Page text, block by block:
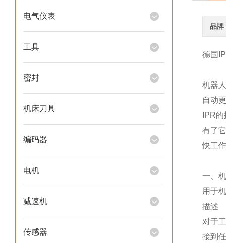
电气仪表
工具
密封
机床刀具
编码器
电机
减速机
传感器
品牌
德国
机器
自动
IPR
有了
快工
一、
用于
描述
对于
接到